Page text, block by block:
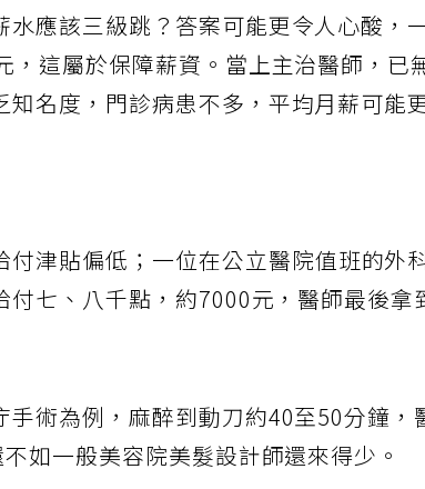
應該三級跳？答案可能更令人心酸，
，這屬於保障薪資。當上主治醫師，已
名度，門診病患不多，平均月薪可能
津貼偏低；一位在公立醫院值班的外
七、八千點，約7000元，醫師最後拿
術為例，麻醉到動刀約40至50分鐘，
如一般美容院美髮設計師還來得少。